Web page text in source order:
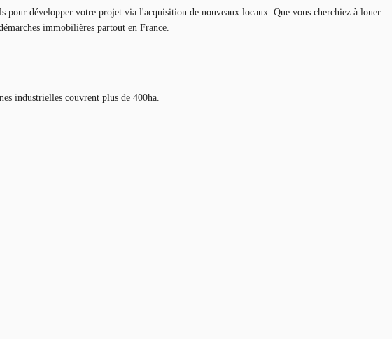
pour développer votre projet via l'acquisition de nouveaux locaux. Que vous cherchiez à louer
immobilières partout en France.
industrielles couvrent plus de 400ha.